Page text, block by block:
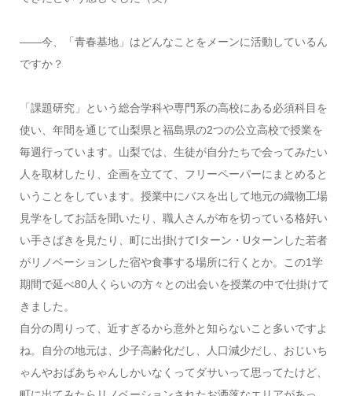
――今、「青春基地」はどんなことをメーンに活動しているん
ですか？
「課題研究」という総合学科や専門系の高校にある必須科目を
使い、年間を通じて山梨県と福島県の2つの公立高校で授業を
毎週行っています。山梨では、生徒が自分たちで会ってみたい
人を取材したり、企画を立てて、フリーペーパーにまとめると
いうことをしています。授業中にバスを出して地元の織物工場
見学をしてお話を聞いたり、職人さんが布を切っている格好い
い手さばきを見たり、町に出掛けてIターン・Uターンした若者
がリノベーションした宿や食事する場所に行くとか。この1学
期間で延べ80人くらいの方々との出会いを授業の中で仕掛けて
きました。
自分の周りって、近すぎるから意外と知らないこと多いですよ
ね。自分の地元は、少子高齢化だし、人口減少だし、おじいち
ゃんやおばあちゃんしかいなくってダサいって思ってたけど、